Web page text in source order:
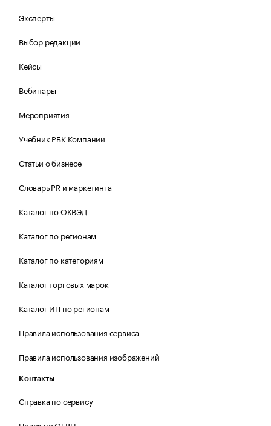
Эксперты
Выбор редакции
Кейсы
Вебинары
Мероприятия
Учебник РБК Компании
Статьи о бизнесе
Словарь PR и маркетинга
Каталог по ОКВЭД
Каталог по регионам
Каталог по категориям
Каталог торговых марок
Каталог ИП по регионам
Правила использования сервиса
Правила использования изображений
Контакты
Справка по сервису